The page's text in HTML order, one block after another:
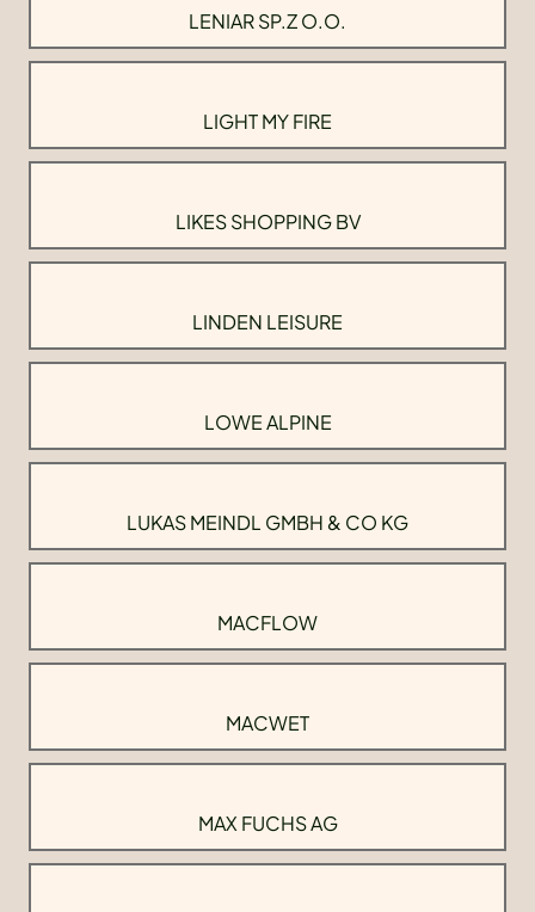
LENIAR SP.Z O.O.
LIGHT MY FIRE
LIKES SHOPPING BV
LINDEN LEISURE
LOWE ALPINE
LUKAS MEINDL GMBH & CO KG
MACFLOW
MACWET
MAX FUCHS AG